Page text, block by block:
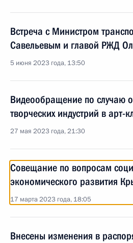
Встреча с Министром
Савельевым и главой РЖД
5 июня 2023 года, 13:50
Видеообращение по случаю
творческих индустрий в арт-
27 мая 2023 года, 21:30
Совещание по вопросам
экономического развития
17 марта 2023 года, 18:05
Внесены изменения в